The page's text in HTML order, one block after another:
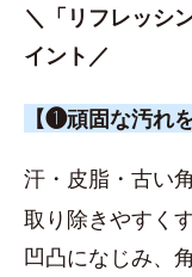
＼「リフレッシ
イント／
【❶頑固な汚れ
汗・皮脂・古い
取り除きやすく
凹凸になじみ、